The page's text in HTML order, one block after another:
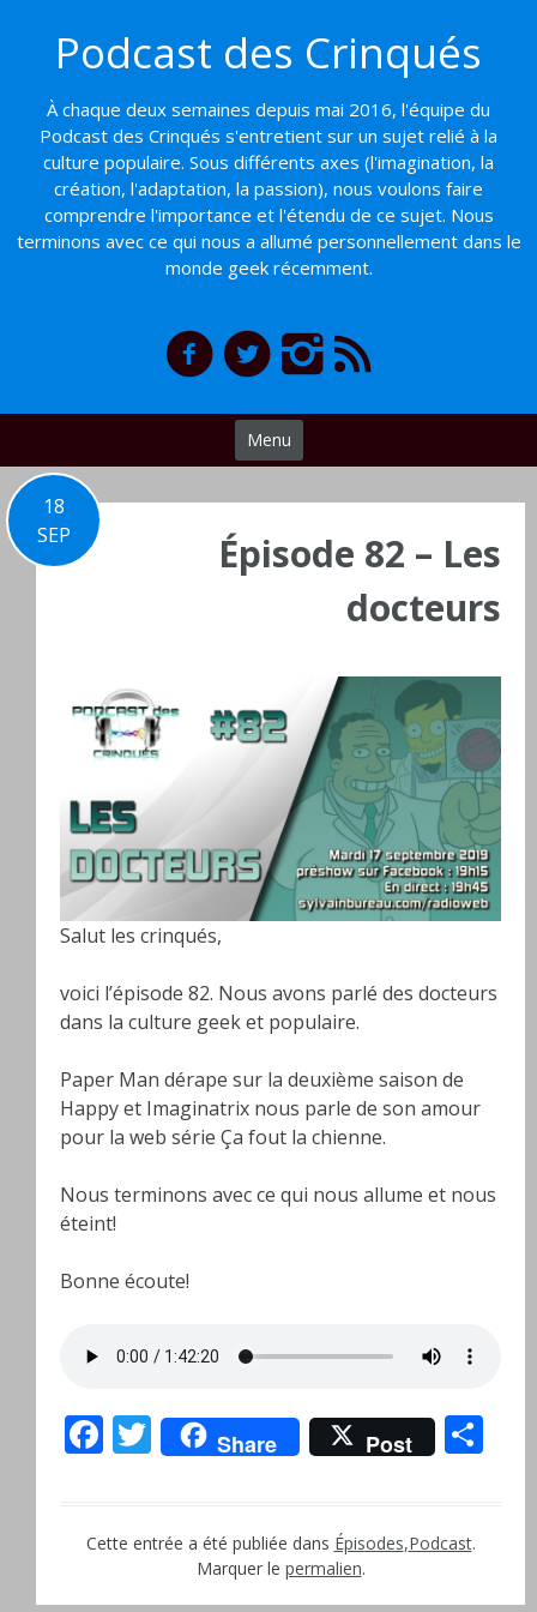
contenu
Podcast des Crinqués
À chaque deux semaines depuis mai 2016, l'équipe du
Podcast des Crinqués s'entretient sur un sujet relié à la
culture populaire. Sous différents axes (l'imagination, la
création, l'adaptation, la passion), nous voulons faire
comprendre l'importance et l'étendu de ce sujet. Nous
terminons avec ce qui nous a allumé personnellement dans le
monde geek récemment.
Menu
18
SEP
Épisode 82 – Les
docteurs
Salut les crinqués,
voici l’épisode 82. Nous avons parlé des docteurs
dans la culture geek et populaire.
Paper Man dérape sur la deuxième saison de
Happy et Imaginatrix nous parle de son amour
pour la web série Ça fout la chienne.
Nous terminons avec ce qui nous allume et nous
éteint!
Bonne écoute!
Facebook
Twitter
Share Post
Cette entrée a été publiée dans Épisodes,Podcast.
Marquer le permalien.